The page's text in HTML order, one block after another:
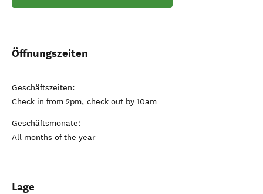
Öffnungszeiten
Geschäftszeiten:
Check in from 2pm, check out by 10am
Geschäftsmonate:
All months of the year
Lage